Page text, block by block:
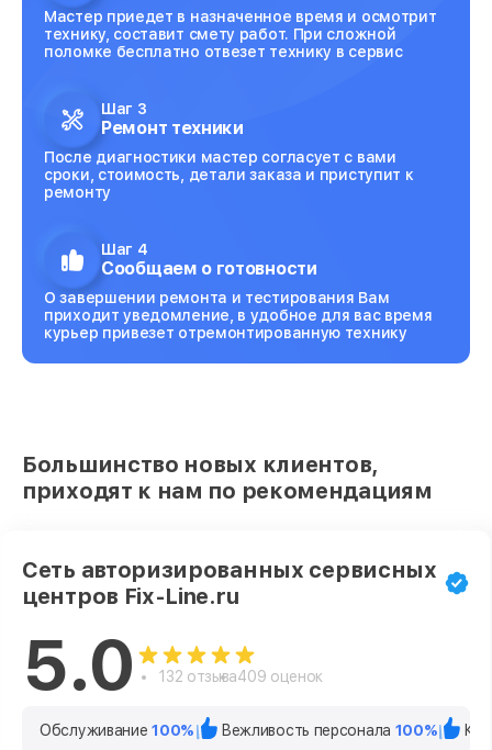
Мастер приедет в назначенное время и осмотрит
технику, составит смету работ. При сложной
поломке бесплатно отвезет технику в сервис
Шаг 3
Ремонт техники
После диагностики мастер согласует с вами
сроки, стоимость, детали заказа и приступит к
ремонту
Шаг 4
Сообщаем о готовности
О завершении ремонта и тестирования Вам
приходит уведомление, в удобное для вас время
курьер привезет отремонтированную технику
Большинство новых клиентов,
приходят к нам по рекомендациям
Сеть авторизированных сервисных
центров Fix-Line.ru
5.0 132 отзыва409 оценок
Обслуживание100% Вежливость персонала 100%